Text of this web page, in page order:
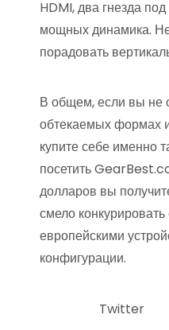
HDMI, два гнезда
мощных динамика.
порадовать
В общем, если вы не
обтекаемых формах
купите себе именно
посетить
долларов вы
смело
европейскими
конфигурации.
Twitter